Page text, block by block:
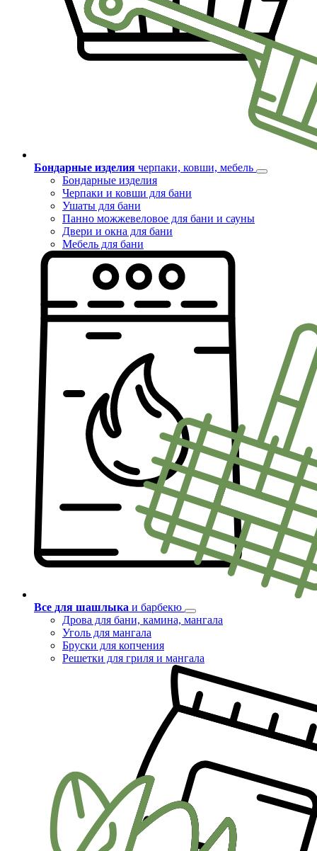
Бондарные изделия черпаки, ковши, мебель
Бондарные изделия
Черпаки и ковши для бани
Ушаты для бани
Панно можжевеловое для бани и сауны
Двери и окна для бани
Мебель для бани
Все для шашлыка и барбекю
Дрова для бани, камина, мангала
Уголь для мангала
Бруски для копчения
Решетки для гриля и мангала